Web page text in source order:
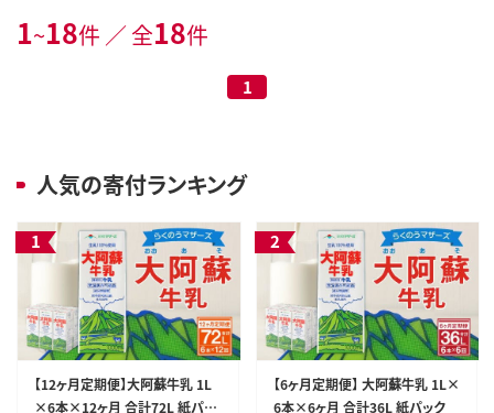
1~18件 ／ 全18件
1
人気の寄付ランキング
【12ヶ月定期便】大阿蘇牛乳 1L
×6本×12ヶ月 合計72L 紙パッ
【6ヶ月定期便】 大阿蘇牛乳 1L×
6本×6ヶ月 合計36L 紙パック